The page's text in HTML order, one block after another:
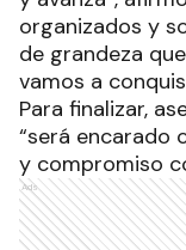
organizados y
de grandeza
vamos a
Para finalizar,
“será encarado
y compromiso
Ads